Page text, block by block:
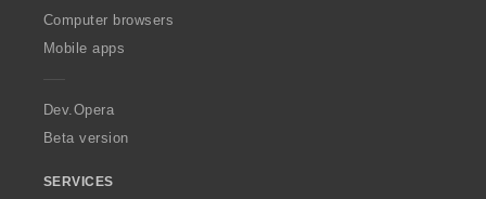
O
p
a
Computer browsers
Mobile apps
Dev.Opera
Beta version
SERVICES